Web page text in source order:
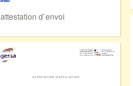
attestation d`envoi